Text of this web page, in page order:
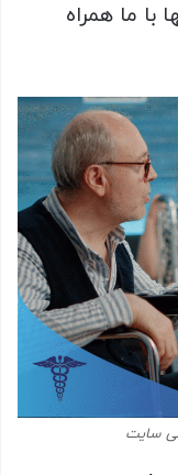
با ما همراه
نی سایت